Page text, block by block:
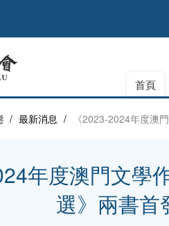
首頁
/ 最新消息 / 《2023-2024年度澳
年度澳門文
選》兩書首